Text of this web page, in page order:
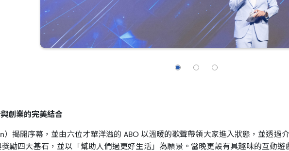
創業的完美結合
）揭開序幕，並由六位才華洋溢的 ABO 以溫暖的歌聲帶領大家進入狀態，並透過
勵四大基石，並以「幫助人們過更好生活」為願景。當晚更設有具趣味的互動